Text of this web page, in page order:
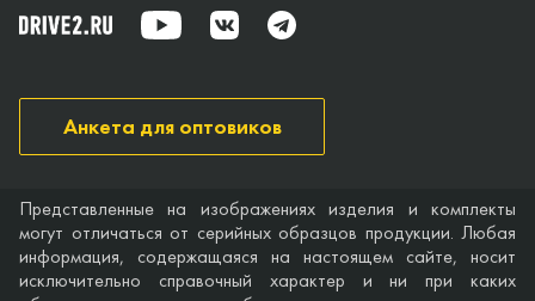
Анкета для оптовиков
Представленные на изображениях изделия и комплекты
могут отличаться от серийных образцов продукции. Любая
информация, содержащаяся на настоящем сайте, носит
исключительно справочный характер и ни при каких